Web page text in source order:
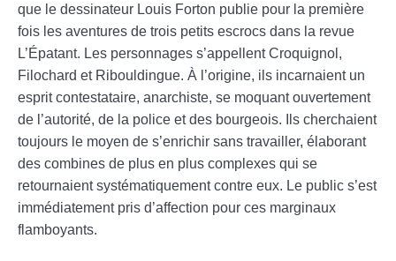
que le dessinateur Louis Forton publie pour la première
fois les aventures de trois petits escrocs dans la revue
L’Épatant. Les personnages s’appellent Croquignol,
Filochard et Ribouldingue. À l’origine, ils incarnaient un
esprit contestataire, anarchiste, se moquant ouvertement
de l’autorité, de la police et des bourgeois. Ils cherchaient
toujours le moyen de s’enrichir sans travailler, élaborant
des combines de plus en plus complexes qui se
retournaient systématiquement contre eux. Le public s’est
immédiatement pris d’affection pour ces marginaux
flamboyants.